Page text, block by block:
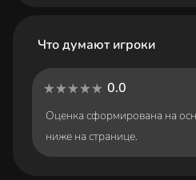
Что думают игроки
0.0
Оценка сформирована на
ниже на странице.